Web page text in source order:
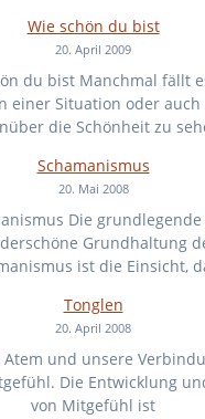
Wie schön du bist
20. April 2009
du bist Manchmal fällt
einer Situation oder auch
die Schönheit zu
Schamanismus
20. Mai 2008
Die
Grundhaltung
ist die Einsicht,
Tonglen
20. April 2008
Atem und unsere
Die Entwicklung
von Mitgefühl ist